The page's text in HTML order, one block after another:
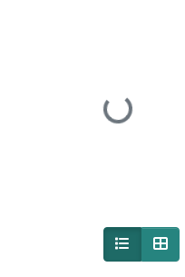
Cargando...